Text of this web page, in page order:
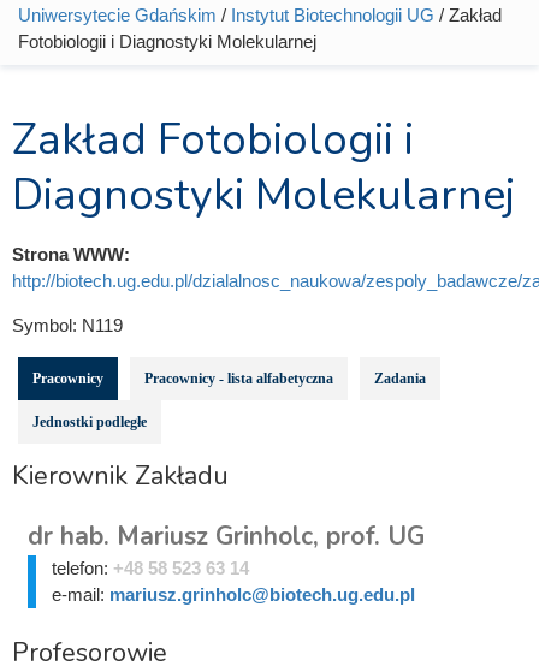
Uniwersytecie Gdańskim / Instytut Biotechnologii UG / Zakład
Fotobiologii i Diagnostyki Molekularnej
Zakład Fotobiologii i
Diagnostyki Molekularnej
Strona WWW:
http://biotech.ug.edu.pl/dzialalnosc_naukowa/zespoly_badawcze/
Symbol: N119
Pracownicy Pracownicy - lista alfabetyczna Zadania
Jednostki podległe
Kierownik Zakładu
dr hab. Mariusz Grinholc, prof. UG
telefon: +48 58 523 63 14
e-mail: mariusz.grinholc@biotech.ug.edu.pl
Profesorowie